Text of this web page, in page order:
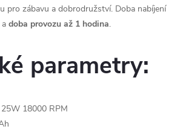
pro zábavu a dobrodružství. Doba nabíjení
a doba provozu až 1 hodina.
parametry:
18000 RPM